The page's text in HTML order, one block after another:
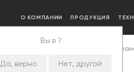
Вы в ?
Да, верно Нет, другой
О КОМПАНИИ ПРОДУКЦИЯ
Механизмы